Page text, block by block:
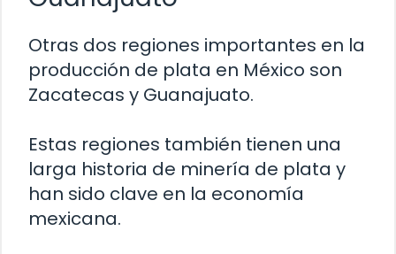
Otras dos regiones importantes en la
producción de plata en México son
Zacatecas y Guanajuato.
Estas regiones también tienen una
larga historia de minería de plata y
han sido clave en la economía
mexicana.